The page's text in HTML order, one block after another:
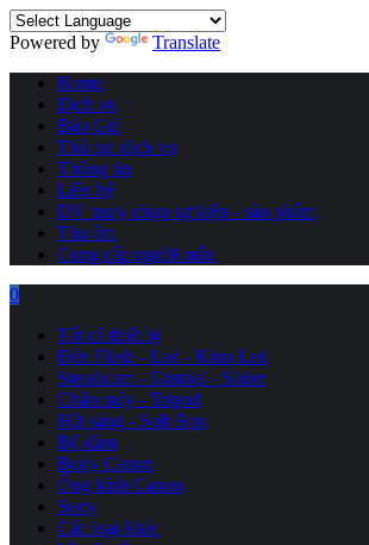
Powered by
Translate
Home
Dịch vụ
Báo Giá
Thủ tục dịch vụ
Thông tin
Liên hệ
DV quay chụp sự kiện - sản phẩm
Thu âm
Cung cấp người mẫu
0
Tất cả thiết bị
Đèn Flash - Led - Kino Led
Steadicam - Gimbal - Slider
Chân máy - Tripod
Hắt sáng - Soft Box
Bộ đàm
Body Canon
Ống kính Canon
Sony
Các loại khác